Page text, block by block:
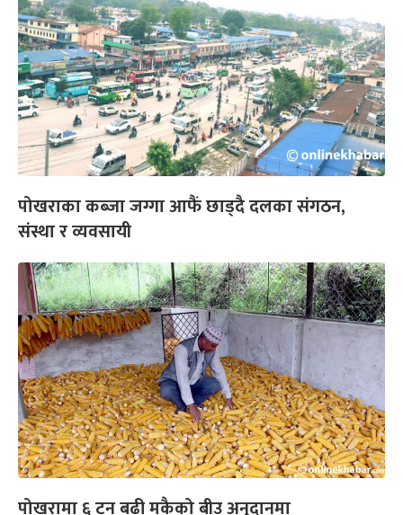
पोखराका कब्जा जग्गा आफैं छाड्दै दलका संगठन,
संस्था र व्यवसायी
पोखरामा ६ टन बढी मकैको बीउ अनुदानमा